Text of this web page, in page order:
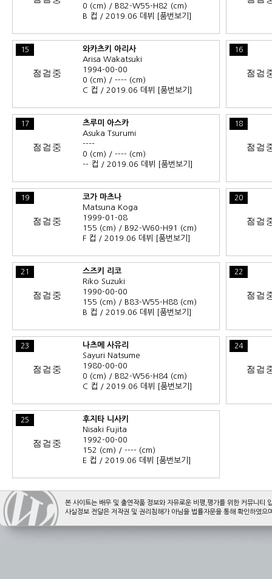
0 (cm) / B82-W55-H82 (cm)
B 컵 / 2019.06 데뷔
[품번보기]
15
와카츠키 아리사
Arisa Wakatsuki
1994-00-00
0 (cm) / ---- (cm)
C 컵 / 2019.06 데뷔
[품번보기]
16
17
츠루미 아스카
Asuka Tsurumi
----
0 (cm) / ---- (cm)
-- 컵 / 2019.06 데뷔
[품번보기]
18
19
코가 마츠나
Matsuna Koga
1999-01-08
155 (cm) / B92-W60-H91 (cm)
F 컵 / 2019.06 데뷔
[품번보기]
20
21
스즈키 리코
Riko Suzuki
1990-00-00
155 (cm) / B83-W55-H88 (cm)
B 컵 / 2019.06 데뷔
[품번보기]
22
23
나츠메 사유리
Sayuri Natsume
1980-00-00
0 (cm) / B82-W56-H84 (cm)
C 컵 / 2019.06 데뷔
[품번보기]
24
25
후지타 니사키
Nisaki Fujita
1992-00-00
152 (cm) / ---- (cm)
E 컵 / 2019.06 데뷔
[품번보기]
본 사이트는 배우 및 출연작품 정보와 자유로운 비평,평가를 위한 커뮤니티
사실정보 전달은 저작권 및 권리침해가 아님을 법률자문을 통해 확인하였으